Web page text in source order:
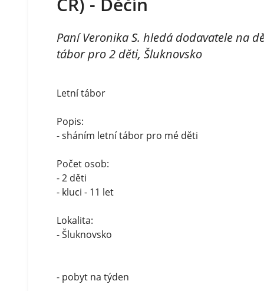
Paní Veronika S. hledá dodavatele na
tábor pro 2 děti, Šluknovsko
Letní tábor
Popis:
- sháním letní tábor pro mé děti
Počet osob:
- 2 děti
- kluci - 11 let
Lokalita:
- Šluknovsko
- pobyt na týden